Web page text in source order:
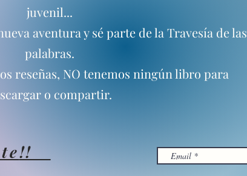
juvenil...
aventura y sé parte de la Travesía de las
palabras.
reseñas, NO tenemos ningún libro para
o compartir.
!!